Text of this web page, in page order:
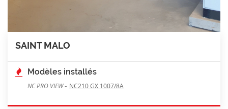
SAINT MALO
Modèles installés
NC PRO VIEW- NC210 GX 1007/8A